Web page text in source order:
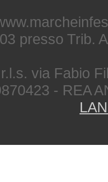
presso Trib.
via Fabio
- REA